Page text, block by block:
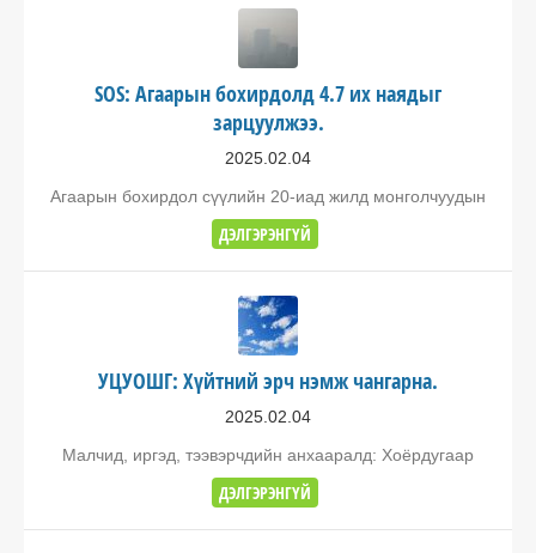
SOS: Агаарын бохирдолд 4.7 их наядыг
зарцуулжээ.
2025.02.04
Агаарын бохирдол сүүлийн 20-иад жилд монголчуудын
ДЭЛГЭРЭНГҮЙ
УЦУОШГ: Хүйтний эрч нэмж чангарна.
2025.02.04
Малчид, иргэд, тээвэрчдийн анхааралд: Хоёрдугаар
ДЭЛГЭРЭНГҮЙ